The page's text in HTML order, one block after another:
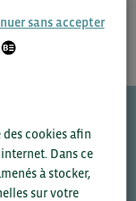
sans accepter
cookies afin
Dans ce
à stocker,
sur votre